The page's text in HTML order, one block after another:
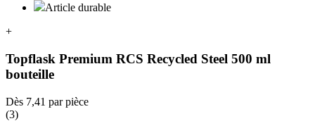
Article durable
+
Topflask Premium RCS Recycled Steel 500 ml
bouteille
Dès 7,41 par pièce
(3)